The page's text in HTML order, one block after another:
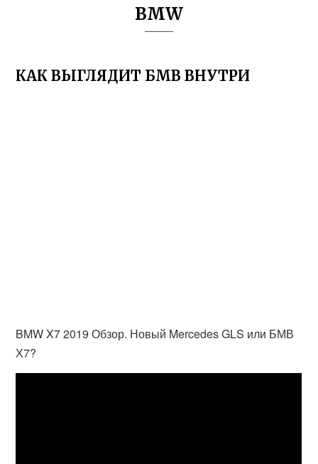
BMW
КАК ВЫГЛЯДИТ БМВ ВНУТРИ
BMW X7 2019 Обзор. Новый Mercedes GLS или БМВ
Х7?